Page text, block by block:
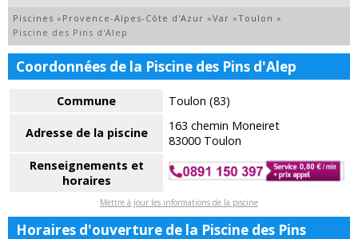
Piscines » Provence-Alpes-Côte d'Azur »Var »Toulon »
Piscine des Pins d'Alep
Coordonnées de la Piscine des Pins d'Alep
Commune Toulon (83)
Adresse de la piscine
163 chemin Moneiret
83000 Toulon
Renseignements et
horaires
Mettre à jour les informations de la piscine
Horaires d'ouverture de la Piscine des Pins